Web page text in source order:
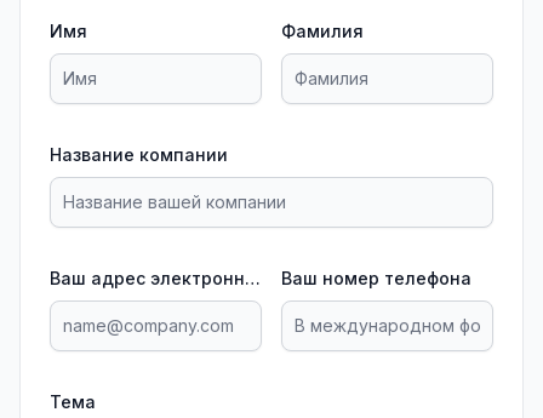
Имя Фамилия
Название компании
Ваш адрес электронной почты Ваш номер телефона
Тема